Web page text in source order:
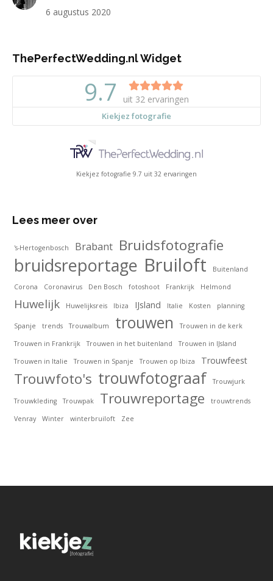
6 augustus 2020
ThePerfectWedding.nl Widget
Kiekjez fotografie 9.7 uit 32 ervaringen
Lees meer over
's-Hertogenbosch Brabant Bruidsfotografie
bruidsreportage Bruiloft Buitenland
Corona Coronavirus Den Bosch fotoshoot Frankrijk Helmond
Huwelijk Huwelijksreis Ibiza IJsland Italie Kosten planning
Spanje trends Trouwalbum trouwen Trouwen in de kerk
Trouwen in Frankrijk Trouwen in het buitenland Trouwen in IJsland
Trouwen in Italie Trouwen in Spanje Trouwen op Ibiza Trouwfeest
Trouwfoto's trouwfotograaf Trouwjurk
Trouwkleding Trouwpak Trouwreportage trouwtrends
Venray Winter winterbruiloft Zee